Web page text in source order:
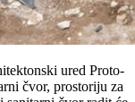
ured Proto-
čvor, prostoriju za